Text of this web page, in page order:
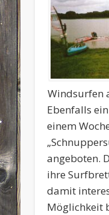
Windsurfen
Ebenfalls
einem
angeboten.
ihre
damit
Möglichkeit